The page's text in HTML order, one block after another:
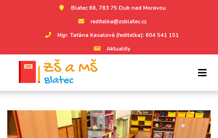
Blatec 68, 783 75 Dub nad Moravou
reditelka@zsblatec.cz
Mgr. Taťána Kasalová (ředitelka): 604 541 151
Aktuality